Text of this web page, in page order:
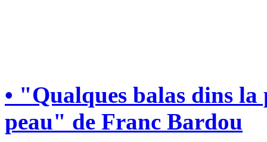
• "Qualques balas dins
peau" de Franc Bardou